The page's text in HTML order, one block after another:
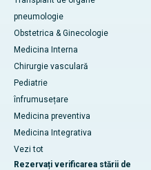
pneumologie
Obstetrica & Ginecologie
Medicina Interna
Chirurgie vasculară
Pediatrie
înfrumusețare
Medicina preventiva
Medicina Integrativa
Vezi tot
Rezervați verificarea stării de